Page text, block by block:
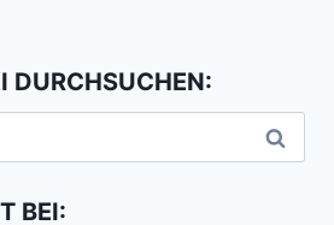
DURCHSUCHEN:
BEI: